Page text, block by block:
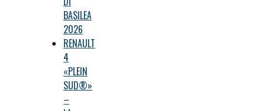
BASILEA
2026
RENAULT
4
«PLEIN
SUD®»
–